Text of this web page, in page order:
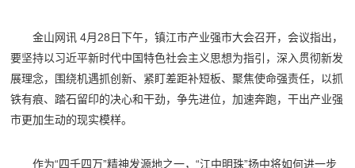
金山网讯 4月28日下午，镇江市产业强市大会召开，会议指出，
要坚持以习近平新时代中国特色社会主义思想为指引，深入贯彻新发
展理念，围绕机遇抓创新、紧盯差距补短板、聚焦使命强责任，以抓
铁有痕、踏石留印的决心和干劲，争先进位，加速奔跑，干出产业强
市更加生动的现实模样。
作为“四千四万”精神发源地之一，“江中明珠”扬中将如何进一步